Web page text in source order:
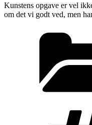
Kunstens opgave er vel
om det vi godt ved, men